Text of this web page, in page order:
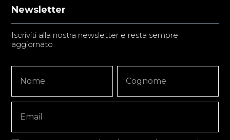
Newsletter
Iscriviti alla nostra newsletter e resta sempre
aggiornato
Signup
Copy